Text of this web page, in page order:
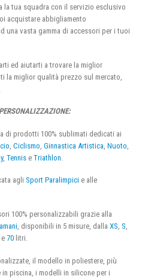
la tua squadra con il servizio esclusivo
acquistare abbigliamento
una vasta gamma di accessori per i tuoi
ed aiutarti a trovare la miglior
la miglior qualità prezzo sul mercato,
di prodotti 100% sublimati dedicati ai
Ciclismo Ginnastica Artistica Nuoto
, Tennis e Triathlon
agli Sport Paralimpici e alle
100% personalizzabili grazie alla
, disponibili in 5 misure, dalla XS, S,
e 70 litri.
il modello in poliestere, più
piscina, i modelli in silicone per i